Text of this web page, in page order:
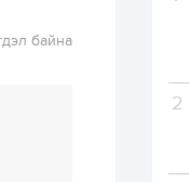
байна